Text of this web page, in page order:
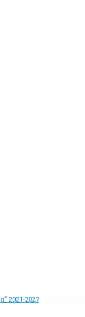
2021-2027